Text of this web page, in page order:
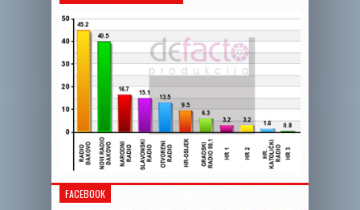
FACEBOOK